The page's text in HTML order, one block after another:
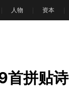
人物 资本
首拼贴诗